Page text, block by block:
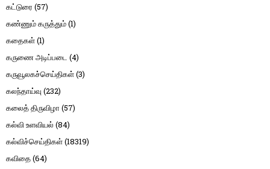
கட்டுரை (57)
கண்ணும் கருத்தும்(1)
கதைகள்(1)
கருணை அடிப்படை (4)
கருவூலகச்செய்திகள்(3)
கலந்தாய்வு (232)
கலைத் திருவிழா (57)
கல்வி உளவியல் (84)
கல்விச்செய்திகள்(18319)
கவிதை(64)